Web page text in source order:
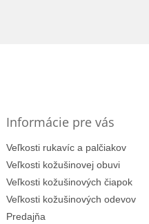
Informácie pre vás
Veľkosti rukavíc a palčiakov
Veľkosti kožušinovej obuvi
Veľkosti kožušinových čiapok
Veľkosti kožušinových odevov
Predajňa